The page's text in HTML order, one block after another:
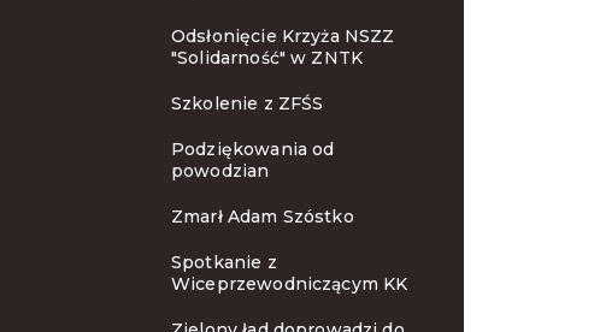
Odsłonięcie Krzyża NSZZ
"Solidarność" w ZNTK
Szkolenie z ZFŚS
Podziękowania od
powodzian
Zmarł Adam Szóstko
Spotkanie z
Wiceprzewodniczącym KK